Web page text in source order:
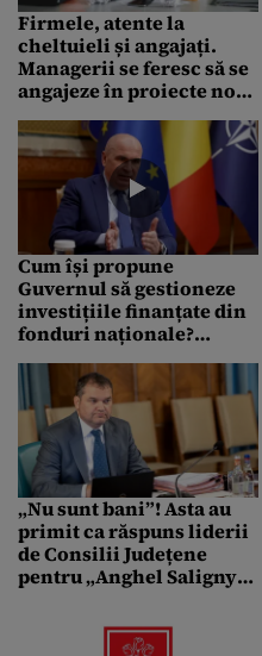
Firmele, atente la
cheltuieli și angajați.
Managerii se feresc să se
angajeze în proiecte noi
precauți din cauza
scumpirilor
Cum își propune
Guvernul să gestioneze
investițiile finanțate din
fonduri naționale?
Ilie Bolojan
„Nu sunt bani”! Asta au
primit ca răspuns liderii
de Consilii Județene
pentru „Anghel Saligny”.
scos din sărite